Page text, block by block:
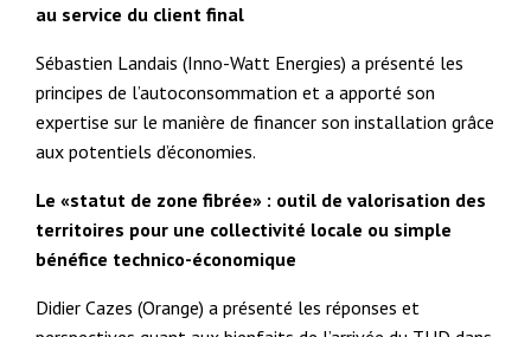
au service du client final
Sébastien Landais (Inno-Watt Energies) a présenté les
principes de l’autoconsommation et a apporté son
expertise sur le manière de financer son installation grâce
aux potentiels d’économies.
Le «statut de zone fibrée» : outil de valorisation des
territoires pour une collectivité locale ou simple
bénéfice technico-économique
Didier Cazes (Orange) a présenté les réponses et